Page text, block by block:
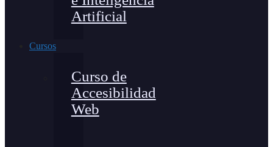
Artificial
Cursos
Curso de
Accesibilidad
Web